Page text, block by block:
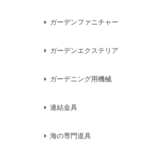
ガーデンファニチャー
ガーデンエクステリア
ガーデニング用機械
連結金具
海の専門道具